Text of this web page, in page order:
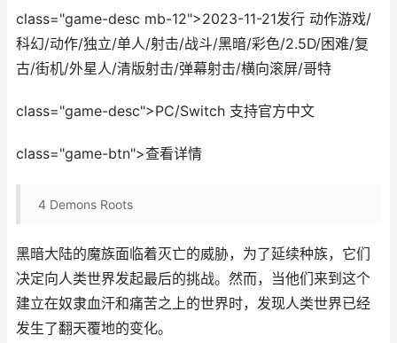
class="game-desc mb-12">2023-11-21发行 动作游戏/
科幻/动作/独立/单人/射击/战斗/黑暗/彩色/2.5D/困难/复
古/街机/外星人/清版射击/弹幕射击/横向滚屏/哥特
class="game-desc">PC/Switch 支持官方中文
class="game-btn">查看详情
4 Demons Roots
黑暗大陆的魔族面临着灭亡的威胁，为了延续种族，它们
决定向人类世界发起最后的挑战。然而，当他们来到这个
建立在奴隶血汗和痛苦之上的世界时，发现人类世界已经
发生了翻天覆地的变化。